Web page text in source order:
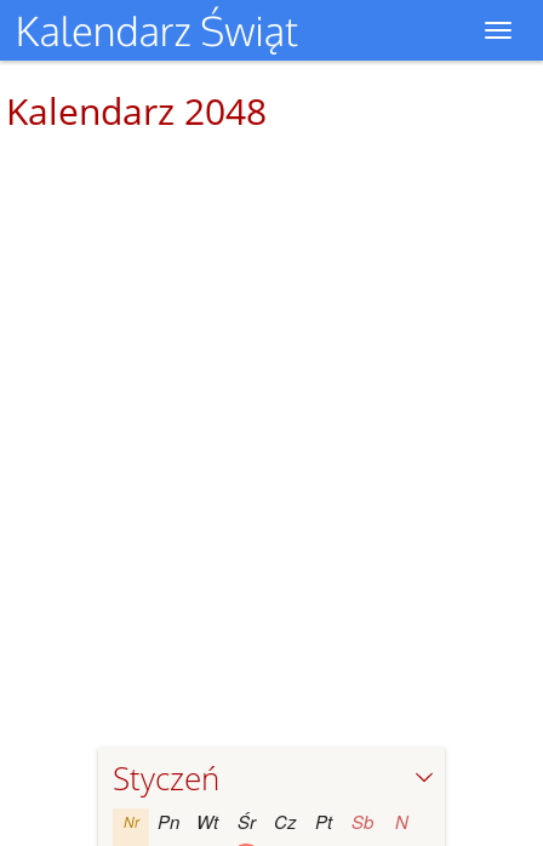
Kalendarz 2048
Styczeń
Nr Pn Wt Śr Cz Pt Sb N